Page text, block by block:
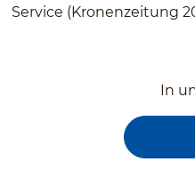
Service (Kronenzeitung
In